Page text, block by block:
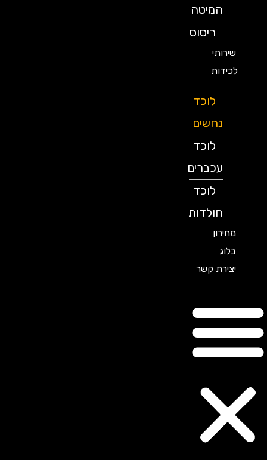
המיטה
ריסוס
שירותי
לכידות
לוכד
נחשים
לוכד
עכברים
לוכד
חולדות
מחירון
בלוג
יצירת קשר